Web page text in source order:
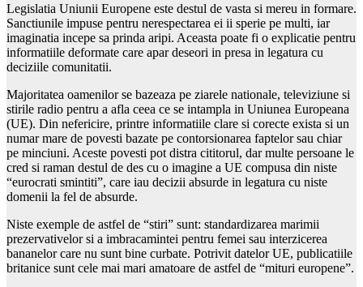
Legislatia Uniunii Europene este destul de vasta si mereu in formare.
Sanctiunile impuse pentru nerespectarea ei ii sperie pe multi, iar
imaginatia incepe sa prinda aripi. Aceasta poate fi o explicatie pentru
informatiile deformate care apar deseori in presa in legatura cu
deciziile comunitatii.
Majoritatea oamenilor se bazeaza pe ziarele nationale, televiziune si
stirile radio pentru a afla ceea ce se intampla in Uniunea Europeana
(UE). Din nefericire, printre informatiile clare si corecte exista si un
numar mare de povesti bazate pe contorsionarea faptelor sau chiar
pe minciuni. Aceste povesti pot distra cititorul, dar multe persoane le
cred si raman destul de des cu o imagine a UE compusa din niste
“eurocrati smintiti”, care iau decizii absurde in legatura cu niste
domenii la fel de absurde.
Niste exemple de astfel de “stiri” sunt: standardizarea marimii
prezervativelor si a imbracamintei pentru femei sau interzicerea
bananelor care nu sunt bine curbate. Potrivit datelor UE, publicatiile
britanice sunt cele mai mari amatoare de astfel de “mituri europene”.